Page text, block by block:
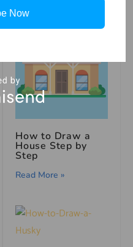
How to Draw a
House Step by
Step
Read More »
Now